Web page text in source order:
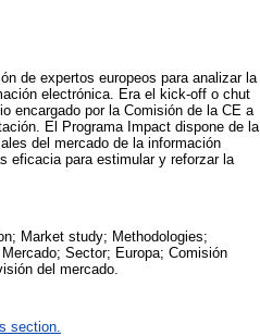
de expertos europeos para analizar la
electrónica. Era el kick-off o chut
encargado por la Comisión de la CE a
El Programa Impact dispone de la
del mercado de la información
eficacia para estimular y reforzar la
Market study; Methodologies;
Sector; Europa; Comisión
del mercado.
section.